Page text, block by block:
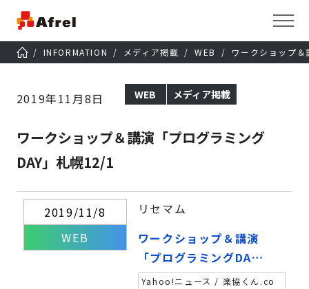
INFORMATION メディア掲載 WEB ワークショップ
2019年11月8日 WEB メディア掲載
ワークショップ＆講演「プログラミング
DAY」札幌12/1
2019/11/8
WEB
リセマム
ワークショップ＆講演
「プログラミングDA
Y」札幌12/1
Yahoo!ニュース / 楽協くん.co